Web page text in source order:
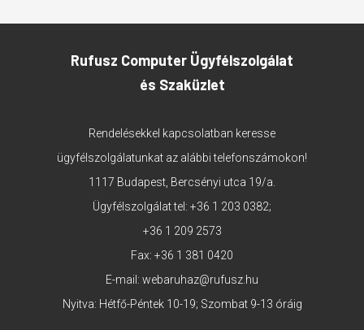
Rufusz Computer Ügyfélszolgálat
és Szaküzlet
Rendelésekkel kapcsolatban keresse
ügyfélszolgálatunkat az alábbi telefonszámokon!
1117 Budapest, Bercsényi utca 19/a.
Ügyfélszolgálat tel: +36 1 203 0382;
+36 1 209 2573
Fax: +36 1 381 0420
E-mail: webaruhaz@rufusz.hu
Nyitva: Hétfő-Péntek 10-19; Szombat 9-13 óráig